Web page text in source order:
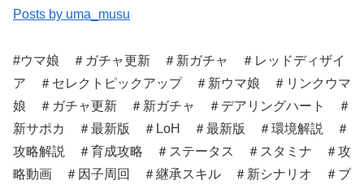
Posts by uma_musu
#ウマ娘 ＃ガチャ更新 ＃新ガチャ ＃レッドディザイ
ア ＃セレクトピックアップ ＃新ウマ娘 ＃リンクウマ
娘 ＃ガチャ更新 ＃新ガチャ ＃デアリングハート ＃
新サポカ ＃最新版 ＃LoH ＃最新版 ＃環境解説 ＃
攻略解説 ＃育成攻略 ＃ステータス ＃スタミナ ＃攻
略動画 ＃因子周回 ＃継承スキル ＃新シナリオ ＃ブ